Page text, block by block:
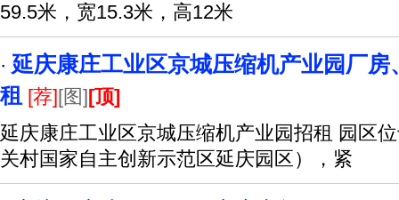
59.5米，宽15.3米，高12米
· 延庆康庄工业区京城压缩机产业园厂
租 [荐][图][顶]
延庆康庄工业区京城压缩机产业园招租 园区
关村国家自主创新示范区延庆园区），紧